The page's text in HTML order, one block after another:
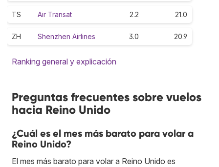
TS Air Transat 2.2 21.0
ZH Shenzhen Airlines 3.0 20.9
Ranking general y explicación
Preguntas frecuentes sobre vuelos
hacia Reino Unido
¿Cuál es el mes más barato para volar a
Reino Unido?
El mes más barato para volar a Reino Unido es